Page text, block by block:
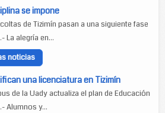
se impone
de Tizimín pasan a una siguiente fase
La alegría en...
noticias
una licenciatura en Tizimín
de la Uady actualiza el plan de Educación
Alumnos y...